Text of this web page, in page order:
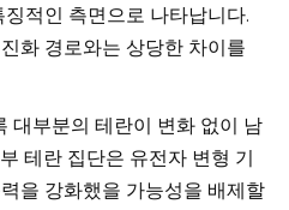
적인 측면으로 나타납니다.
화 경로와는 상당한 차이를
대부분의 테란이 변화 없이 남
테란 집단은 유전자 변형 기
을 강화했을 가능성을 배제할